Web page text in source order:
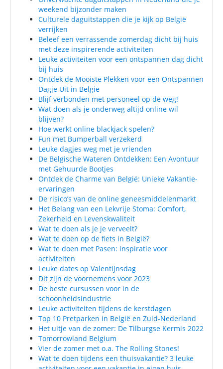
weekend bijzonder maken
Culturele daguitstappen die je kijk op België
verrijken
Beleef een verrassende zomerdag dicht bij huis
met deze inspirerende activiteiten
Leuke activiteiten voor een ontspannen dag dicht
bij huis
Ontdek de Mooiste Plekken voor een Ontspannen
Dagje Uit in België
Blijf verbonden met personeel op de weg!
Wat doen als je onderweg altijd online wil
blijven?
Hoe werkt online blackjack spelen?
Fun met Bumperball verzekerd
Leuke dagjes weg met je vrienden
De Belgische Wateren Ontdekken: Een Avontuur
met Gehuurde Bootjes
Ontdek de Charme van België: Unieke Vakantie-
ervaringen
De risico’s van de online geneesmiddelenmarkt
Het Belang van een Lekvrije Stoma: Comfort,
Zekerheid en Levenskwaliteit
Wat te doen als je je verveelt?
Wat te doen op de fiets in België?
Wat te doen met Pasen: inspiratie voor
activiteiten
Leuke dates op Valentijnsdag
Dit zijn de voornemens voor 2023
De beste cursussen voor in de
schoonheidsindustrie
Leuke activiteiten tijdens de kerstdagen
Top 10 Pretparken in België en Zuid-Nederland
Het uitje van de zomer: De Tilburgse Kermis 2022
Tomorrowland Belgium
Vier de zomer met o.a. The Rolling Stones!
Wat te doen tijdens een thuisvakantie? 3 leuke